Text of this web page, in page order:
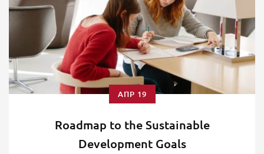
ΑΠΡ 19
Roadmap to the Sustainable
Development Goals